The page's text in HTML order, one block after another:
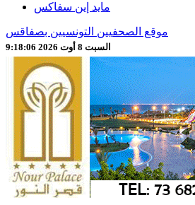
مايد إين سفاكس
موقع الصحفيين التونسيين بصفاقس
السبت 8 أوت 2026 9:18:08